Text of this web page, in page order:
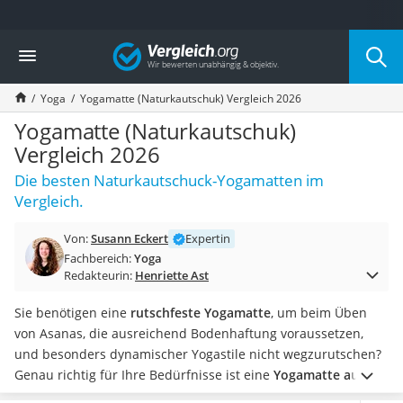
Die beliebtesten Vergleiche nach Kategorie
Freizeit & Sport
Gartentrampolin
Trampolin
Metalldetektor
Eufab-Fahrradträger
Trampolin 366 cm
Fahrradschloss
Aluminium-Koffer
Air Bike
E-Bike-Dreirad
Trekkingschuhe Herren
Reisetasche mit Rollen
Klimmzugstation
Koffer
Nachtsichtgerät
Faltschloss
Vergleich
Yoga Yogamatte (Naturkautschuk) Vergleich 2026
Yogamatte (Naturkautschuk)
Vergleich 2026
Die besten Naturkautschuck-Yogamatten im
Vergleich.
Von:Susann Eckert
Expertin
Fachbereich:Yoga
Redakteurin: Henriette Ast
Sie benötigen eine rutschfeste Yogamatte, um beim Üben
von Asanas, die ausreichend Bodenhaftung voraussetzen,
und besonders dynamischer Yogastile nicht wegzurutschen?
Genau richtig für Ihre Bedürfnisse ist eine Yogamatte aus
Naturkautschuk. Diverse Tests im Internet zeigen, dass